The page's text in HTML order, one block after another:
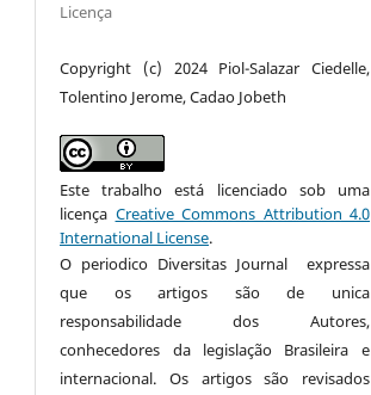
Licença
Copyright (c) 2024 Piol-Salazar Ciedelle,
Tolentino Jerome, Cadao Jobeth
Este trabalho está licenciado sob uma
licença Creative Commons Attribution 4.0
International License.
O periodico Diversitas Journal expressa
que os artigos são de unica
responsabilidade dos Autores,
conhecedores da legislação Brasileira e
internacional. Os artigos são revisados